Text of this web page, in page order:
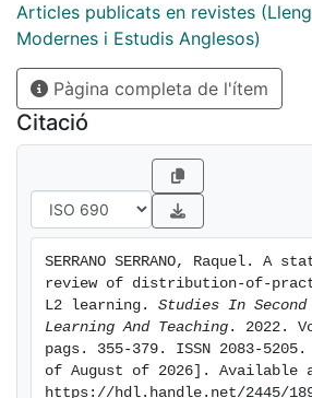
Articles publicats en revistes
Modernes i Estudis Anglesos)
Pàgina completa de l'ítem
Citació
SERRANO SERRANO, Raquel. A
review of distribution-of-
L2 learning. Studies In Second
Learning And Teaching . 2022.
pags. 355-379. ISSN 2083-
of August of 2026]. Available
https://hdl.handle.net/2445/